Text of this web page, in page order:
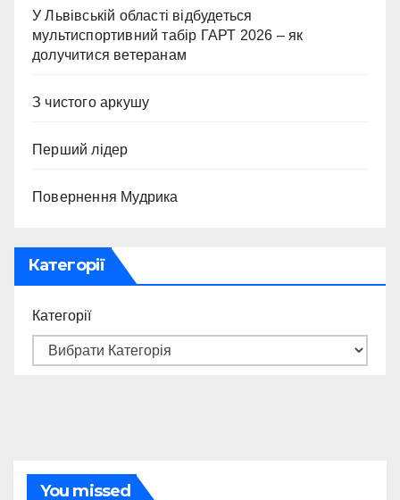
У Львівській області відбудеться
мультиспортивний табір ГАРТ 2026 – як
долучитися ветеранам
З чистого аркушу
Перший лідер
Повернення Мудрика
Категорії
Категорії
You missed